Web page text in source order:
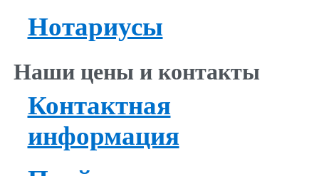
Нотариусы
Наши цены и контакты
Контактная
информация